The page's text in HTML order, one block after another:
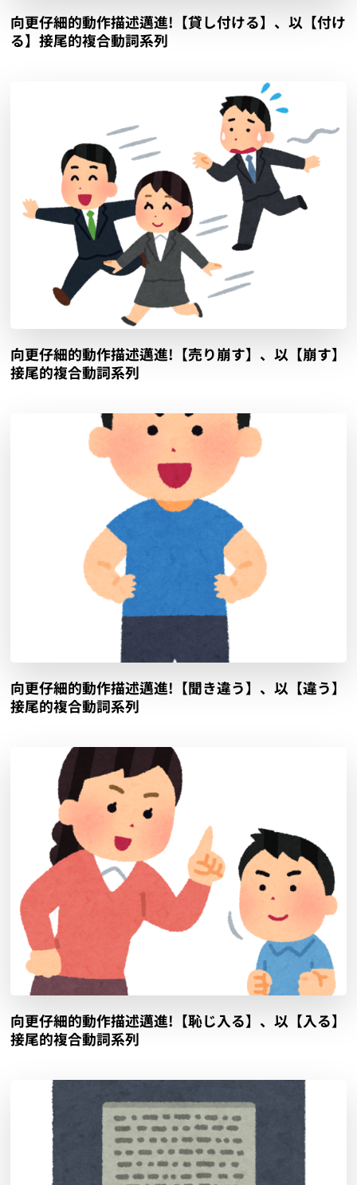
向更仔細的動作描述邁進!【貸し付ける】、以【付け
る】接尾的複合動詞系列
向更仔細的動作描述邁進!【売り崩す】、以【崩す】
接尾的複合動詞系列
向更仔細的動作描述邁進!【聞き違う】、以【違う】
接尾的複合動詞系列
向更仔細的動作描述邁進!【恥じ入る】、以【入る】
接尾的複合動詞系列